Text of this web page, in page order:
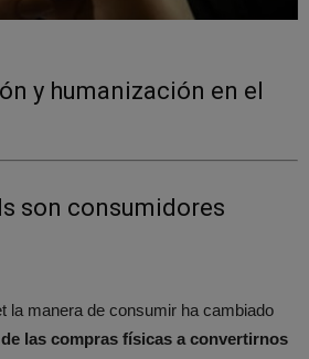
y humanización en el
son consumidores
la manera de consumir ha cambiado
las compras físicas a convertirnos